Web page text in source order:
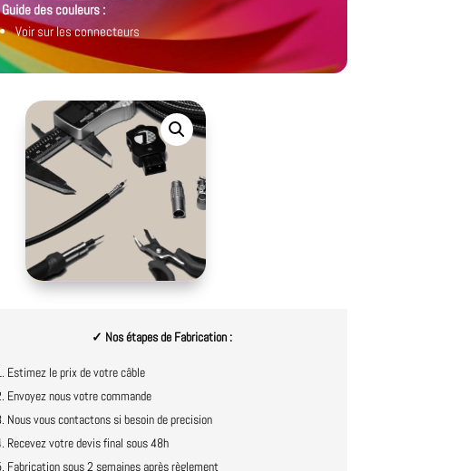
Guide des couleurs :
Voir sur les connecteurs
✓ Nos étapes de Fabrication :
Estimez le prix de votre câble
Envoyez nous votre commande
Nous vous contactons si besoin de precision
Recevez votre devis final sous 48h
Fabrication sous 2 semaines après règlement